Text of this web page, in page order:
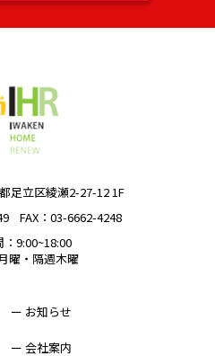
足立区綾瀬2-27-12 1F
FAX：03-6662-4248
9:00~18:00
曜・隔週木曜
ー お知らせ
ー 会社案内